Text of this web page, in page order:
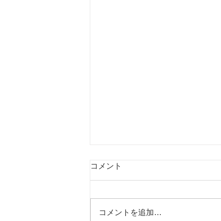
News Letter ６月号
コメント
コメントを追加…